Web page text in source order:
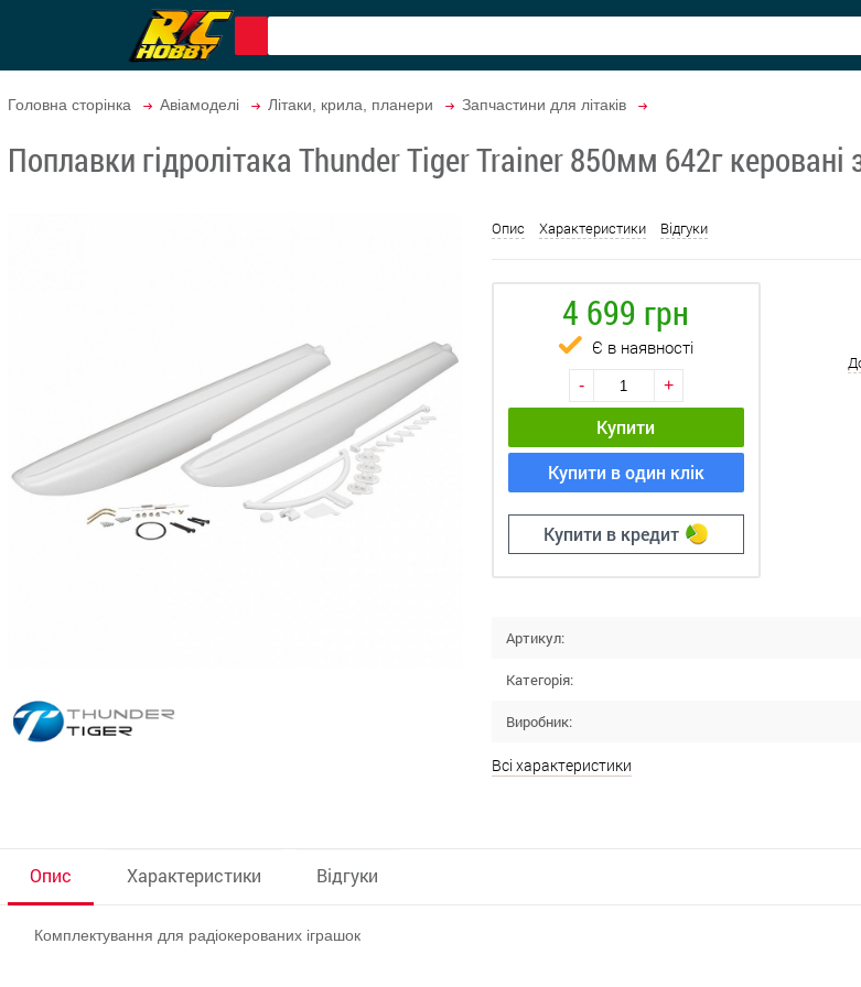
Головна сторінка Авіамоделі Літаки, крила, планери Запчастини для літаків
Поплавки гідролітака Thunder Tiger Trainer 850мм 642г
Опис Характеристики Відгуки
4 699 грн
Є в наявності
- +
Купити
Купити в один клік
Купити в кредит
Артикул:
Категорія:
Виробник:
Всі характеристики
Опис
Комплектування для радіокерованих іграшок
Характеристики Відгуки